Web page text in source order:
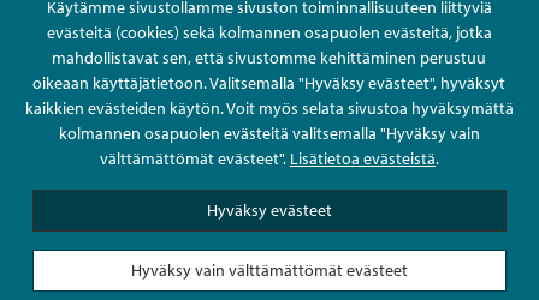
Käytämme sivustollamme sivuston toiminnallisuuteen liittyviä
evästeitä (cookies) sekä kolmannen osapuolen evästeitä, jotka
mahdollistavat sen, että sivustomme kehittäminen perustuu
oikeaan käyttäjätietoon. Valitsemalla "Hyväksy evästeet", hyväksyt
kaikkien evästeiden käytön. Voit myös selata sivustoa hyväksymättä
kolmannen osapuolen evästeitä valitsemalla "Hyväksy vain
välttämättömät evästeet". Lisätietoa evästeistä.
Hyväksy evästeet
Hyväksy vain välttämättömät evästeet
Anna palautetta nimettömästi
Kysy tai asioi
Yhteystiedot